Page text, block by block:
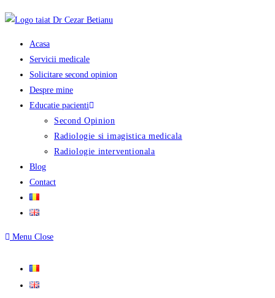
Skip
content Acasa
Servicii medicale
Solicitare second opinion
Despre mine
Educatie pacienti
Second Opinion
Radiologie si imagistica medicala
Radiologie interventionala
Blog
Contact
Menu Close